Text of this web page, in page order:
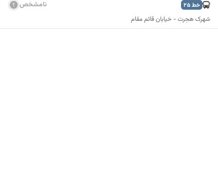
خط25 نامشخص
شهرک هجرت - خیابان قائم مقام